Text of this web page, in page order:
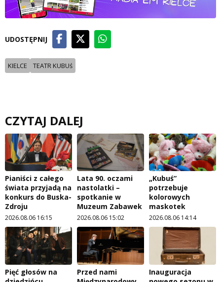
UDOSTĘPNIJ
KIELCE TEATR KUBUś
CZYTAJ DALEJ
Pianiści z całego
świata przyjadą na
konkurs do Buska-
Zdroju
2026.08.06 16:15
Lata 90. oczami
nastolatki –
spotkanie w
Muzeum Zabawek
2026.08.06 15:02
„Kubuś”
potrzebuje
kolorowych
maskotek
2026.08.06 14:14
Pięć głosów na
Przed nami
Inauguracja